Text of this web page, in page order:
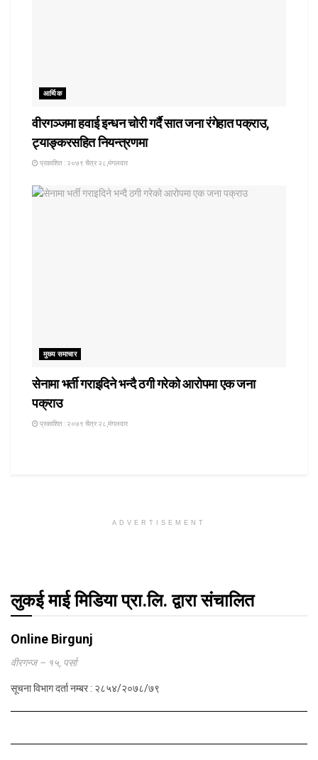
आर्थिक
वीरगञ्जमा हवाई इन्धन चोरी गर्दै सात जना रंगेहात पक्राउ,
ट्याङ्करसहित नियन्त्रणमा
प्रकाशित : २०७९ चैत्र २८,मंगलवार
मुख्य समाचार
सेनामा भर्ती गराइदिने भन्दै ठगी गरेको आरोपमा एक जना
पक्राउ
प्रकाशित : २०७९ चैत्र २८,मंगलवार
ADVERTISEMENT
लुकई माई मिडिया प्रा.लि. द्वारा संचालित
Online Birgunj
वीरगन्ज – १५, पर्सा
सूचना विभाग दर्ता नम्बर : २८५४/२०७८/७९